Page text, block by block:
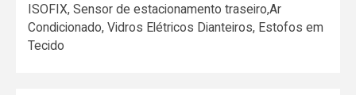
ISOFIX, Sensor de estacionamento traseiro,Ar
Condicionado, Vidros Elétricos Dianteiros, Estofos em
Tecido